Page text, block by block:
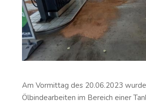
Am Vormittag des 20.06.2023
Ölbindearbeiten im Bereich einer